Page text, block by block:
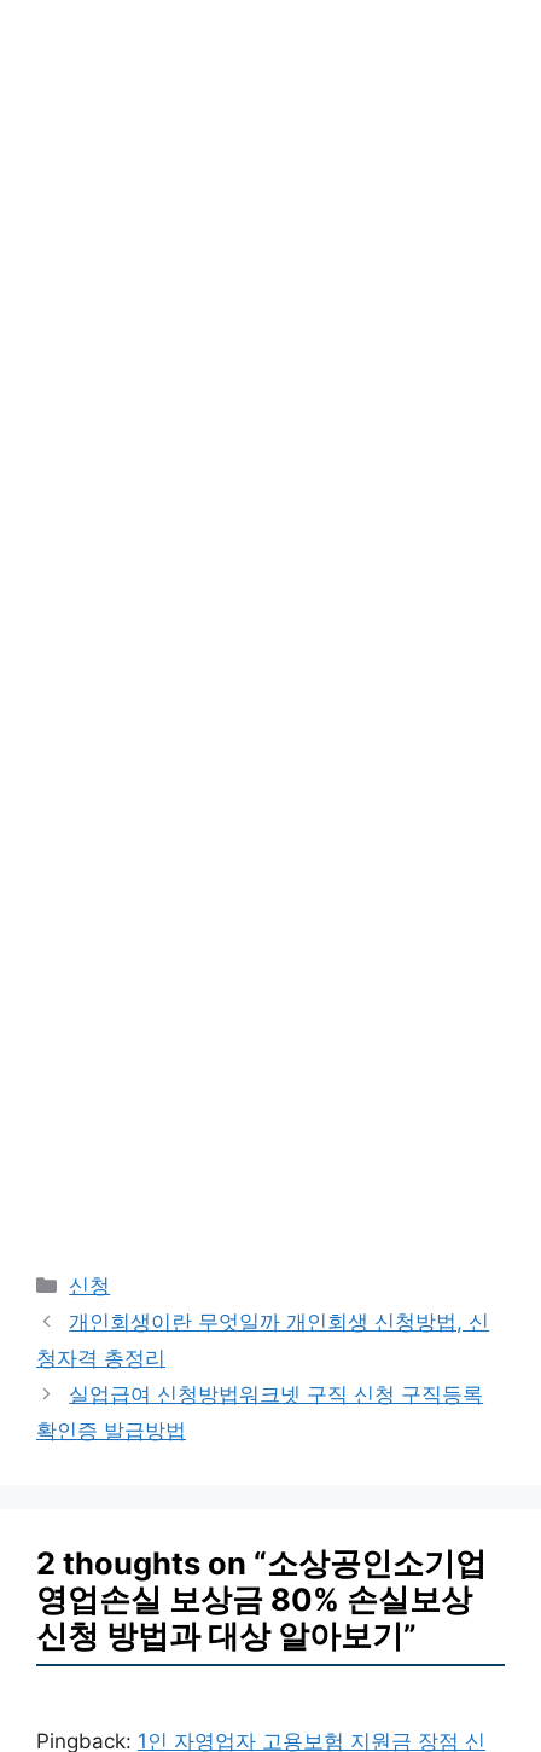
Categories
신청
개인회생이란 무엇일까 개인회생 신청방법, 신
청자격 총정리
실업급여 신청방법워크넷 구직 신청 구직등록
확인증 발급방법
2 thoughts on “소상공인소기업
영업손실 보상금 80% 손실보상
신청 방법과 대상 알아보기”
Pingback: 1인 자영업자 고용보험 지원금 장점 신